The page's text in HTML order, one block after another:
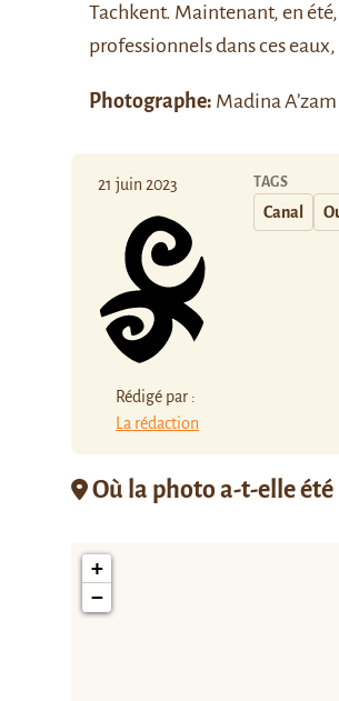
Tachkent. Maintenant, en
professionnels dans ces
Photographe: Madina
21 juin 2023
Rédigé par :
La rédaction
TAGS
Canal
Où la photo a-t-elle été
+
−